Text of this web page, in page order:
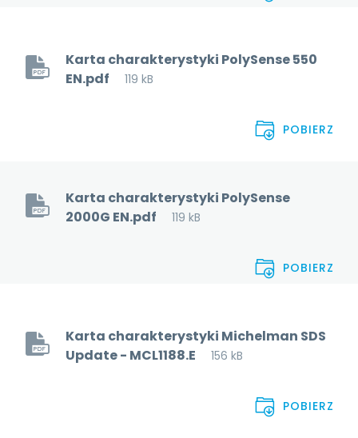
Karta charakterystyki PolySense 550
EN.pdf
119 kB
POBIERZ
Karta charakterystyki PolySense
2000G EN.pdf
119 kB
POBIERZ
Karta charakterystyki Michelman SDS
Update - MCL1188.E
156 kB
POBIERZ